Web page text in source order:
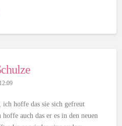
ich hoffe das sie sich gefreut
auch das er es in den neuen